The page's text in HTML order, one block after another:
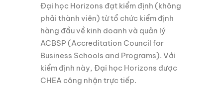
Đại học Horizons đạt kiểm định (không
phải thành viên) từ tổ chức kiểm định
hàng đầu về kinh doanh và quản lý
ACBSP (Accreditation Council for
Business Schools and Programs). Với
kiểm định này, Đại học Horizons được
CHEA công nhận trực tiếp.